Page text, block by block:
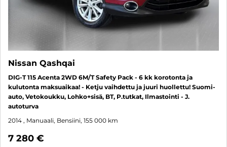
Nissan Qashqai
DIG-T 115 Acenta 2WD 6M/T Safety Pack - 6 kk korotonta ja
kulutonta maksuaikaa! - Ketju vaihdettu ja juuri huollettu! Suomi-
auto, Vetokoukku, Lohko+sisä, BT, P.tutkat, Ilmastointi - J.
autoturva
2014 , Manuaali, Bensiini, 155 000 km
7 280 €